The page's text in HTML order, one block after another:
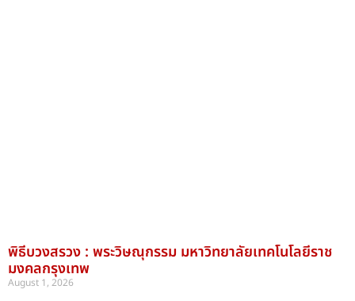
พิธีบวงสรวง : พระวิษณุกรรม มหาวิทยาลัยเทคโนโลยีราช
มงคลกรุงเทพ
August 1, 2026